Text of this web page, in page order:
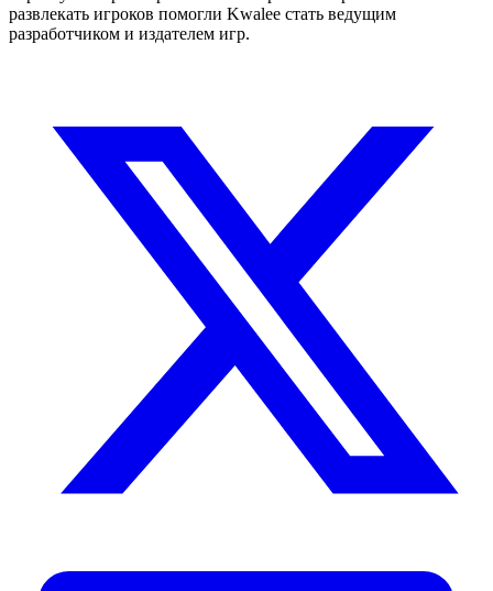
развлекать игроков помогли Kwalee стать ведущим
разработчиком и издателем игр.